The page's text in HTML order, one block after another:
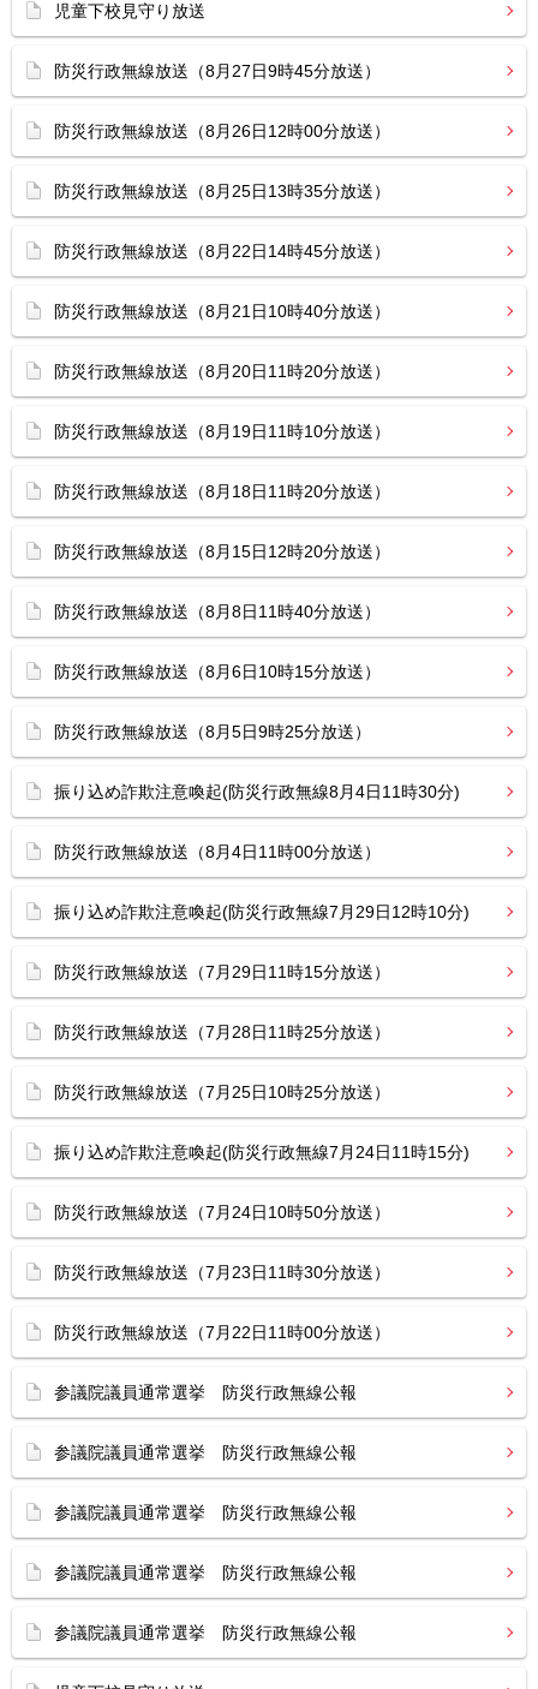
児童下校見守り放送
防災行政無線放送（8月27日9時45分放送）
防災行政無線放送（8月26日12時00分放送）
防災行政無線放送（8月25日13時35分放送）
防災行政無線放送（8月22日14時45分放送）
防災行政無線放送（8月21日10時40分放送）
防災行政無線放送（8月20日11時20分放送）
防災行政無線放送（8月19日11時10分放送）
防災行政無線放送（8月18日11時20分放送）
防災行政無線放送（8月15日12時20分放送）
防災行政無線放送（8月8日11時40分放送）
防災行政無線放送（8月6日10時15分放送）
防災行政無線放送（8月5日9時25分放送）
振り込め詐欺注意喚起(防災行政無線8月4日11時30分)
防災行政無線放送（8月4日11時00分放送）
振り込め詐欺注意喚起(防災行政無線7月29日12時10分)
防災行政無線放送（7月29日11時15分放送）
防災行政無線放送（7月28日11時25分放送）
防災行政無線放送（7月25日10時25分放送）
振り込め詐欺注意喚起(防災行政無線7月24日11時15分)
防災行政無線放送（7月24日10時50分放送）
防災行政無線放送（7月23日11時30分放送）
防災行政無線放送（7月22日11時00分放送）
参議院議員通常選挙 防災行政無線公報
参議院議員通常選挙 防災行政無線公報
参議院議員通常選挙 防災行政無線公報
参議院議員通常選挙 防災行政無線公報
参議院議員通常選挙 防災行政無線公報